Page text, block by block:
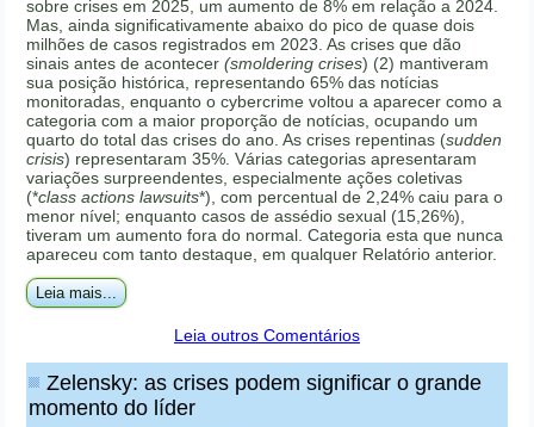
sobre crises em 2025, um aumento de 8% em relação a 2024.
Mas, ainda significativamente abaixo do pico de quase dois
milhões de casos registrados em 2023. As crises que dão
sinais antes de acontecer(smoldering crises) (2) mantiveram
sua posição histórica, representando 65% das notícias
monitoradas, enquanto o cybercrime voltou a aparecer como a
categoria com a maior proporção de notícias, ocupando um
quarto do total das crises do ano. As crises repentinas (sudden
crisis) representaram 35%. Várias categorias apresentaram
variações surpreendentes, especialmente ações coletivas
(*class actions lawsuits*), com percentual de 2,24% caiu para o
menor nível; enquanto casos de assédio sexual (15,26%),
tiveram um aumento fora do normal. Categoria esta que nunca
apareceu com tanto destaque, em qualquer Relatório anterior.
Leia mais...
Leia outros Comentários
Zelensky: as crises podem significar o grande
momento do líder